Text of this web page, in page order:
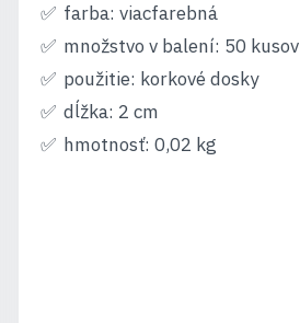
farba: viacfarebná
množstvo v balení: 50 kusov
použitie: korkové dosky
dĺžka: 2 cm
hmotnosť: 0,02 kg